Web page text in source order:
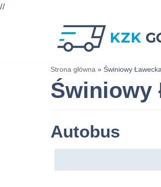
//
Strona główna » Świniowy Ławecka
Świniowy
Autobus